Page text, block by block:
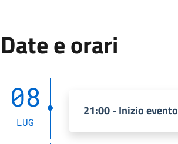
Date e orari
08
LUG
21:00 - Inizio evento